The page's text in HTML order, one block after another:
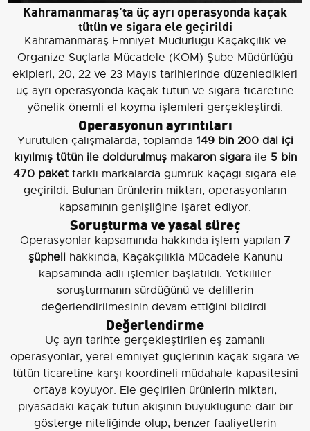
Kahramanmaraş’ta üç ayrı operasyonda kaçak
tütün ve sigara ele geçirildi
Kahramanmaraş Emniyet Müdürlüğü Kaçakçılık ve
Organize Suçlarla Mücadele (KOM) Şube Müdürlüğü
ekipleri, 20, 22 ve 23 Mayıs tarihlerinde düzenledikleri
üç ayrı operasyonda kaçak tütün ve sigara ticaretine
yönelik önemli el koyma işlemleri gerçekleştirdi.
Operasyonun ayrıntıları
Yürütülen çalışmalarda, toplamda 149 bin 200 dal içi
kıyılmış tütün ile doldurulmuş makaron sigaraile 5 bin
470 paket farklı markalarda gümrük kaçağı sigara ele
geçirildi. Bulunan ürünlerin miktarı, operasyonların
kapsamının genişliğine işaret ediyor.
Soruşturma ve yasal süreç
Operasyonlar kapsamında hakkında işlem yapılan 7
şüphelihakkında, Kaçakçılıkla Mücadele Kanunu
kapsamında adli işlemler başlatıldı. Yetkililer
soruşturmanın sürdüğünü ve delillerin
değerlendirilmesinin devam ettiğini bildirdi.
Değerlendirme
Üç ayrı tarihte gerçekleştirilen eş zamanlı
operasyonlar, yerel emniyet güçlerinin kaçak sigara ve
tütün ticaretine karşı koordineli müdahale kapasitesini
ortaya koyuyor. Ele geçirilen ürünlerin miktarı,
piyasadaki kaçak tütün akışının büyüklüğüne dair bir
gösterge niteliğinde olup, benzer faaliyetlerin